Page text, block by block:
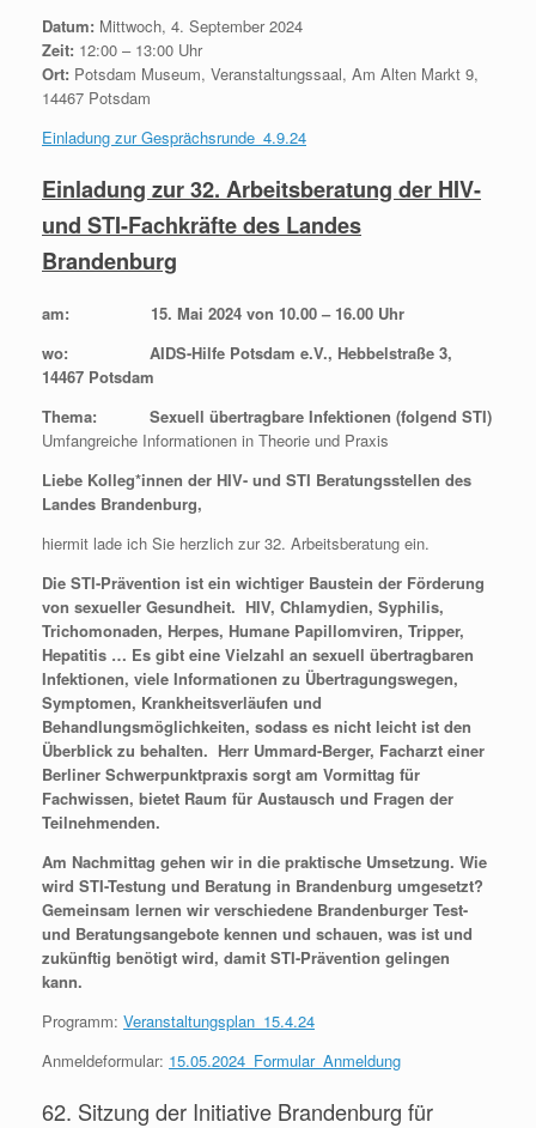
Datum: Mittwoch, 4. September 2024
Zeit: 12:00 – 13:00 Uhr
Ort: Potsdam Museum, Veranstaltungssaal, Am Alten Markt 9,
14467 Potsdam
Einladung zur Gesprächsrunde_4.9.24
Einladung zur 32. Arbeitsberatung der HIV-
und STI-Fachkräfte des Landes
Brandenburg
am: 15. Mai 2024 von 10.00 – 16.00 Uhr
wo: AIDS-Hilfe Potsdam e.V., Hebbelstraße 3,
14467 Potsdam
Thema: Sexuell übertragbare Infektionen (folgend STI)
Umfangreiche Informationen in Theorie und Praxis
Liebe Kolleg*innen der HIV- und STI Beratungsstellen des
Landes Brandenburg,
hiermit lade ich Sie herzlich zur 32. Arbeitsberatung ein.
Die STI-Prävention ist ein wichtiger Baustein der Förderung
von sexueller Gesundheit. HIV, Chlamydien, Syphilis,
Trichomonaden, Herpes, Humane Papillomviren, Tripper,
Hepatitis … Es gibt eine Vielzahl an sexuell übertragbaren
Infektionen, viele Informationen zu Übertragungswegen,
Symptomen, Krankheitsverläufen und
Behandlungsmöglichkeiten, sodass es nicht leicht ist den
Überblick zu behalten. Herr Ummard-Berger, Facharzt einer
Berliner Schwerpunktpraxis sorgt am Vormittag für
Fachwissen, bietet Raum für Austausch und Fragen der
Teilnehmenden.
Am Nachmittag gehen wir in die praktische Umsetzung. Wie
wird STI-Testung und Beratung in Brandenburg umgesetzt?
Gemeinsam lernen wir verschiedene Brandenburger Test-
und Beratungsangebote kennen und schauen, was ist und
zukünftig benötigt wird, damit STI-Prävention gelingen
kann.
Programm: Veranstaltungsplan_15.4.24
Anmeldeformular: 15.05.2024_Formular_Anmeldung
62. Sitzung der Initiative Brandenburg für